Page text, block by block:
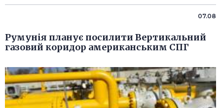
07.08
Румунія планує посилити Вертикальний
газовий коридор американським СПГ